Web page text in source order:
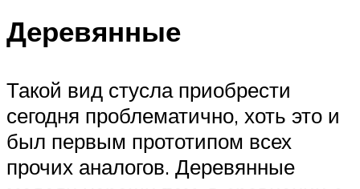
Деревянные
Такой вид стусла приобрести
сегодня проблематично, хоть это и
был первым прототипом всех
прочих аналогов. Деревянные